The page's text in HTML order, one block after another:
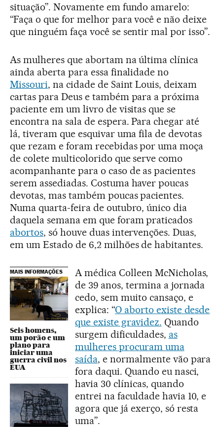
situação”. Novamente em fundo amarelo:
“Faça o que for melhor para você e não deixe
que ninguém faça você se sentir mal por isso”.
As mulheres que abortam na última clínica
ainda aberta para essa finalidade no
Missouri, na cidade de Saint Louis, deixam
cartas para Deus e também para a próxima
paciente em um livro de visitas que se
encontra na sala de espera. Para chegar até
lá, tiveram que esquivar uma fila de devotas
que rezam e foram recebidas por uma moça
de colete multicolorido que serve como
acompanhante para o caso de as pacientes
serem assediadas. Costuma haver poucas
devotas, mas também poucas pacientes.
Numa quarta-feira de outubro, único dia
daquela semana em que foram praticados
abortos, só houve duas intervenções. Duas,
em um Estado de 6,2 milhões de habitantes.
MAIS INFORMAÇÕES
Seis homens,
um porão e um
plano para
iniciar uma
guerra civil nos
EUA
A médica Colleen McNicholas,
de 39 anos, termina a jornada
cedo, sem muito cansaço, e
explica: “O aborto existe desde
que existe gravidez. Quando
surgem dificuldades, as
mulheres procuram uma
saída, e normalmente vão para
fora daqui. Quando eu nasci,
havia 30 clínicas, quando
entrei na faculdade havia 10, e
agora que já exerço, só resta
uma”.